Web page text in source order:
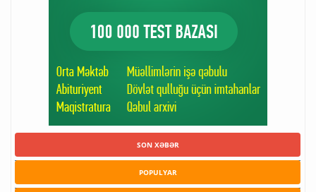
SON XƏBƏR
POPULYAR